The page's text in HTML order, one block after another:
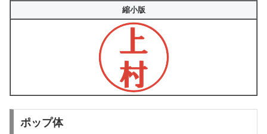
縮小版
ポップ体